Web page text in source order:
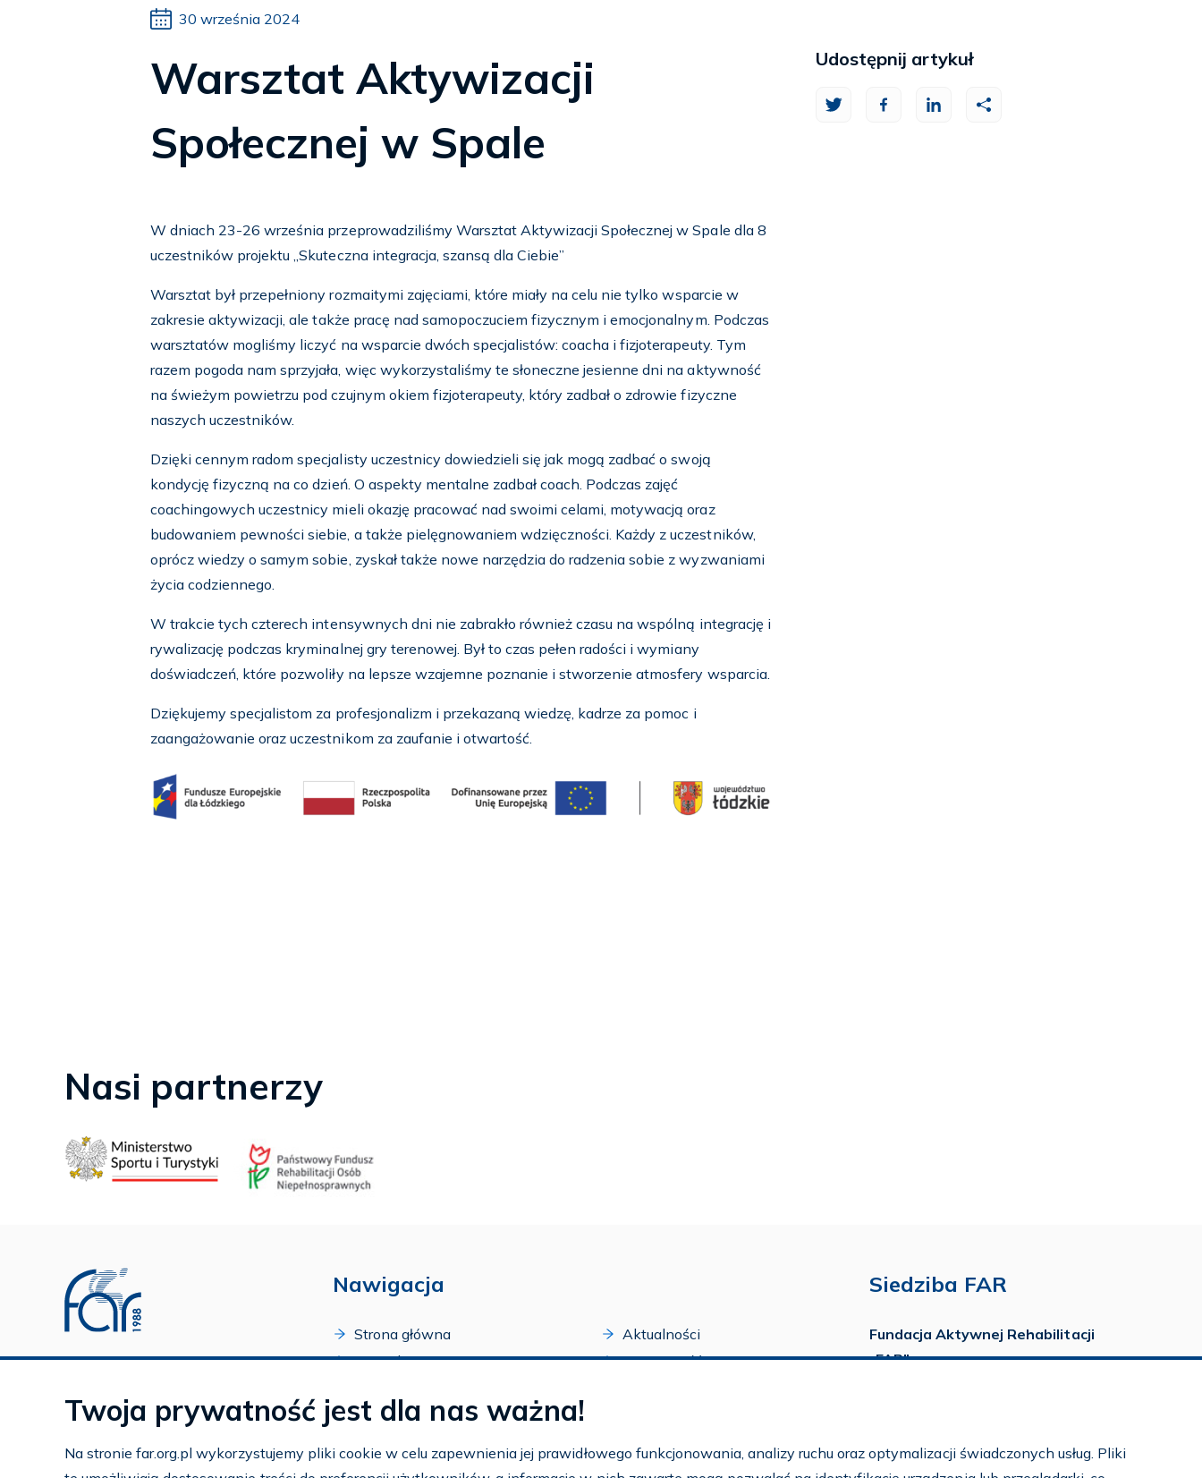
30 września 2024
Warsztat Aktywizacji
Społecznej w Spale
W dniach 23-26 września przeprowadziliśmy Warsztat Aktywizacji Społecznej w Spale dla 8
uczestników projektu „Skuteczna integracja, szansą dla Ciebie”
Warsztat był przepełniony rozmaitymi zajęciami, które miały na celu nie tylko wsparcie w
zakresie aktywizacji, ale także pracę nad samopoczuciem fizycznym i emocjonalnym. Podczas
warsztatów mogliśmy liczyć na wsparcie dwóch specjalistów: coacha i fizjoterapeuty. Tym
razem pogoda nam sprzyjała, więc wykorzystaliśmy te słoneczne jesienne dni na aktywność
na świeżym powietrzu pod czujnym okiem fizjoterapeuty, który zadbał o zdrowie fizyczne
naszych uczestników.
Dzięki cennym radom specjalisty uczestnicy dowiedzieli się jak mogą zadbać o swoją
kondycję fizyczną na co dzień. O aspekty mentalne zadbał coach. Podczas zajęć
coachingowych uczestnicy mieli okazję pracować nad swoimi celami, motywacją oraz
budowaniem pewności siebie, a także pielęgnowaniem wdzięczności. Każdy z uczestników,
oprócz wiedzy o samym sobie, zyskał także nowe narzędzia do radzenia sobie z wyzwaniami
życia codziennego.
W trakcie tych czterech intensywnych dni nie zabrakło również czasu na wspólną integrację i
rywalizację podczas kryminalnej gry terenowej. Był to czas pełen radości i wymiany
doświadczeń, które pozwoliły na lepsze wzajemne poznanie i stworzenie atmosfery wsparcia.
Dziękujemy specjalistom za profesjonalizm i przekazaną wiedzę, kadrze za pomoc i
zaangażowanie oraz uczestnikom za zaufanie i otwartość.
Udostępnij artykuł
Nasi partnerzy
Profil FAR w serwisie Youtube
Profil FAR w serwisie Instagram
Nawigacja
Strona główna
O Fundacji
Zakończone programy
Kontakt
Aktualności
Dostępność
Siedziba FAR
Fundacja Aktywnej Rehabilitacji
„FAR”
tel./fax:22 651 88 02
tel.:22 651 88 03
Twoja prywatność jest dla nas ważna!
Na stronie far.org.pl wykorzystujemy pliki cookie w celu zapewnienia jej prawidłowego funkcjonowania, analizy ruchu oraz optymalizacji świadczonych usług. Pliki